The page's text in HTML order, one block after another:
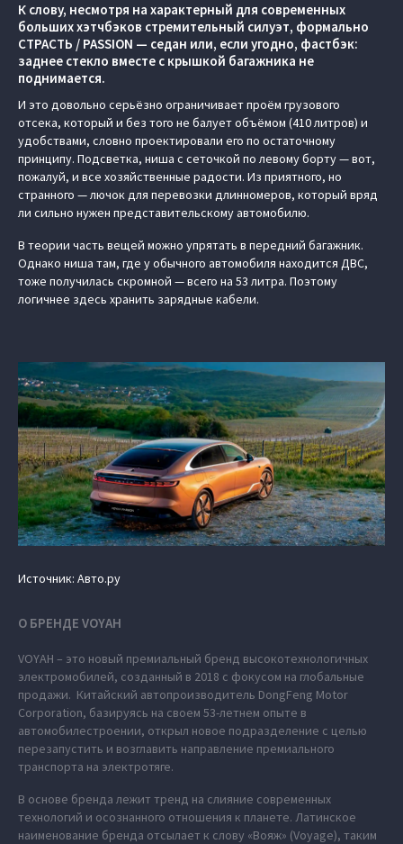
К слову, несмотря на характерный для современных
больших хэтчбэков стремительный силуэт, формально
СТРАСТЬ / PASSION — седан или, если угодно, фастбэк:
заднее стекло вместе с крышкой багажника не
поднимается.
И это довольно серьёзно ограничивает проём грузового
отсека, который и без того не балует объёмом (410 литров) и
удобствами, словно проектировали его по остаточному
принципу. Подсветка, ниша с сеточкой по левому борту — вот,
пожалуй, и все хозяйственные радости. Из приятного, но
странного — лючок для перевозки длинномеров, который вряд
ли сильно нужен представительскому автомобилю.
В теории часть вещей можно упрятать в передний багажник.
Однако ниша там, где у обычного автомобиля находится ДВС,
тоже получилась скромной — всего на 53 литра. Поэтому
логичнее здесь хранить зарядные кабели.
Источник: Авто.ру
О БРЕНДЕ VOYAH
VOYAH – это новый премиальный бренд высокотехнологичных
электромобилей, созданный в 2018 с фокусом на глобальные
продажи. Китайский автопроизводитель DongFeng Motor
Corporation, базируясь на своем 53-летнем опыте в
автомобилестроении, открыл новое подразделение с целью
перезапустить и возглавить направление премиального
транспорта на электротяге.
В основе бренда лежит тренд на слияние современных
технологий и осознанного отношения к планете. Латинское
наименование бренда отсылает к слову «Вояж» (Voyage), таким